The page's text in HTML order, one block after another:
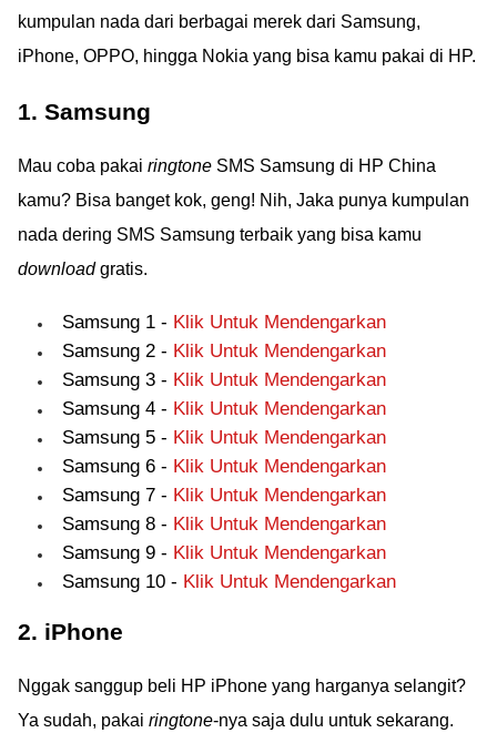
kumpulan nada dari berbagai merek dari Samsung,
iPhone, OPPO, hingga Nokia yang bisa kamu pakai di HP.
1. Samsung
Mau coba pakai ringtone SMS Samsung di HP China
kamu? Bisa banget kok, geng! Nih, Jaka punya kumpulan
nada dering SMS Samsung terbaik yang bisa kamu
downloadgratis.
Samsung 1 - Klik Untuk Mendengarkan
Samsung 2 - Klik Untuk Mendengarkan
Samsung 3 - Klik Untuk Mendengarkan
Samsung 4 - Klik Untuk Mendengarkan
Samsung 5 - Klik Untuk Mendengarkan
Samsung 6 - Klik Untuk Mendengarkan
Samsung 7 - Klik Untuk Mendengarkan
Samsung 8 - Klik Untuk Mendengarkan
Samsung 9 - Klik Untuk Mendengarkan
Samsung 10 - Klik Untuk Mendengarkan
2. iPhone
Nggak sanggup beli HP iPhone yang harganya selangit?
Ya sudah, pakai ringtone-nya saja dulu untuk sekarang.